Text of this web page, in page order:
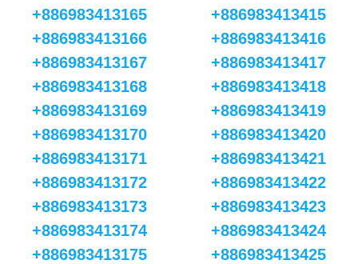
+886983413165
+886983413166
+886983413167
+886983413168
+886983413169
+886983413170
+886983413171
+886983413172
+886983413173
+886983413174
+886983413175
+886983413415
+886983413416
+886983413417
+886983413418
+886983413419
+886983413420
+886983413421
+886983413422
+886983413423
+886983413424
+886983413425